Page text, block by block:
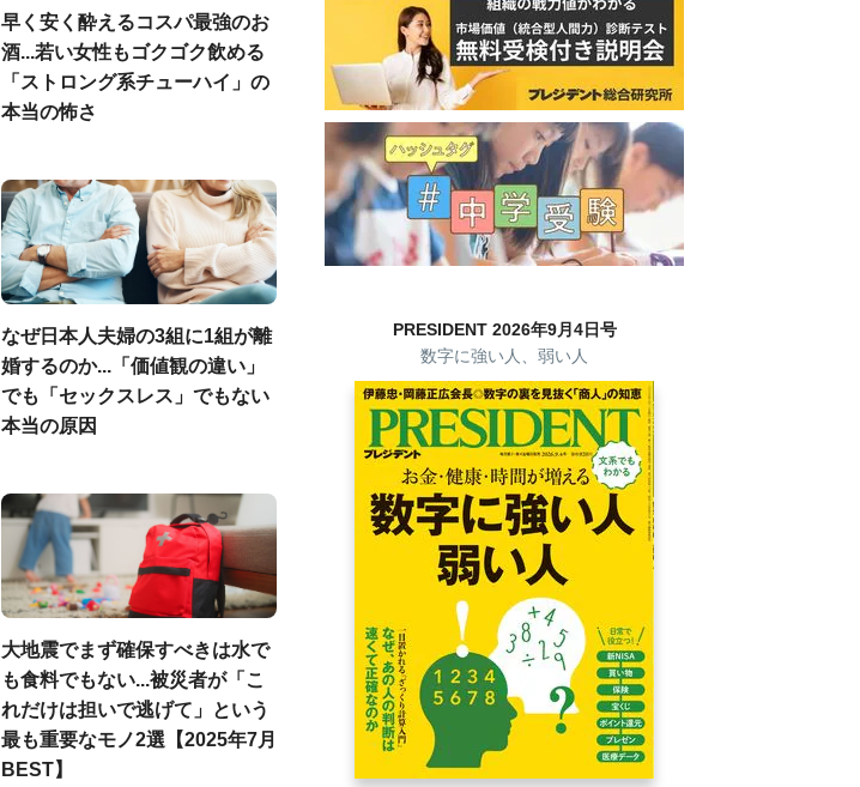
早く安く酔えるコスパ最強のお
酒...若い女性もゴクゴク飲める
「ストロング系チューハイ」の
本当の怖さ
なぜ日本人夫婦の3組に1組が離
婚するのか...「価値観の違い」
でも「セックスレス」でもない
本当の原因
大地震でまず確保すべきは水で
も食料でもない...被災者が「こ
れだけは担いで逃げて」という
最も重要なモノ2選【2025年7月
BEST】
PRESIDENT 2026年9月4日号
数字に強い人、弱い人